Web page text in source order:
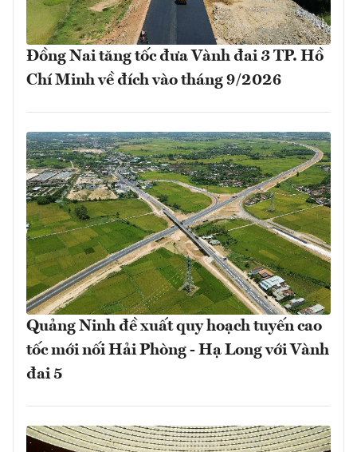
Đồng Nai tăng tốc đưa Vành đai 3 TP. Hồ
Chí Minh về đích vào tháng 9/2026
Quảng Ninh đề xuất quy hoạch tuyến cao
tốc mới nối Hải Phòng - Hạ Long với Vành
đai 5